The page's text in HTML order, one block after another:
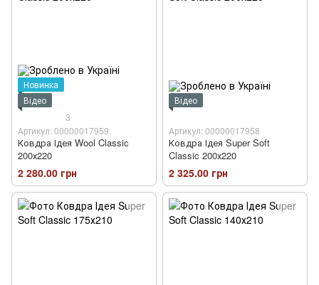
Новинка
Відео
3
Артикул: 00000017959
Ковдра Ідея Wool Classic
200х220
2 280.00 грн
Відео
Артикул: 00000017958
Ковдра Ідея Super Soft
Classic 200х220
2 325.00 грн